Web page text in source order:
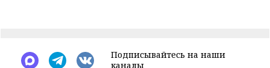
Подписывайтесь на наши
каналы